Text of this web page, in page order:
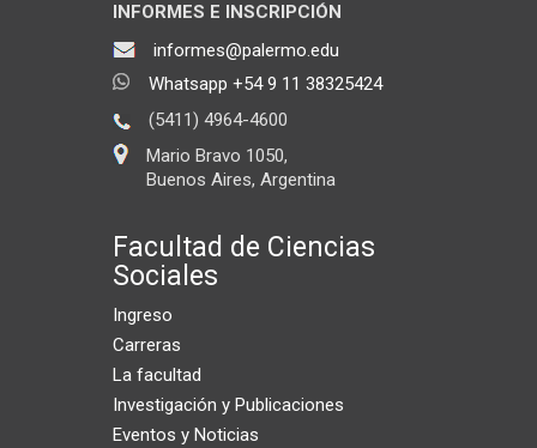
INFORMES E INSCRIPCIÓN
informes@palermo.edu
Whatsapp +54 9 11 38325424
(5411) 4964-4600
Mario Bravo 1050,
Buenos Aires, Argentina
Facultad de Ciencias
Sociales
Ingreso
Carreras
La facultad
Investigación y Publicaciones
Eventos y Noticias